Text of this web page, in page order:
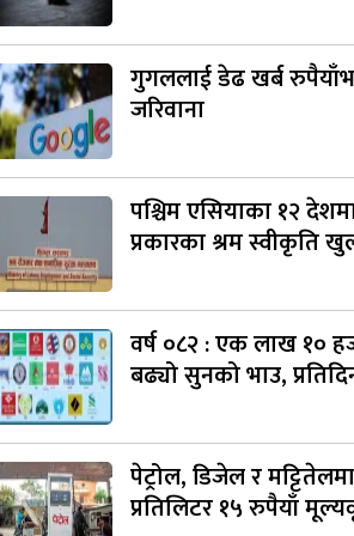
गुगललाई डेढ खर्ब
जरिवाना
पश्चिम एसियाका १२
प्रकारका श्रम स्वीकृति
वर्ष ०८२ : एक लाख १०
बढ्यो सुनको भाउ,
पेट्रोल, डिजेल र मट्टितेलमा
प्रतिलिटर १५ रुपैयाँ